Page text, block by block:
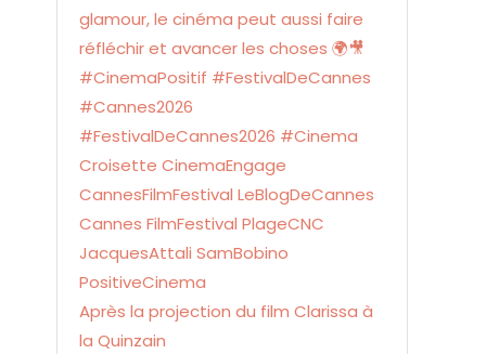
Après la projection du film Clarissa à
la Quinzain